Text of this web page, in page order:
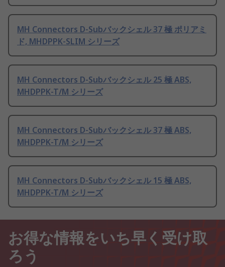
MH Connectors D-Subバックシェル 37 極 ポリアミ
ド, MHDPPK-SLIM シリーズ
MH Connectors D-Subバックシェル 25 極 ABS,
MHDPPK-T/M シリーズ
MH Connectors D-Subバックシェル 37 極 ABS,
MHDPPK-T/M シリーズ
MH Connectors D-Subバックシェル 15 極 ABS,
MHDPPK-T/M シリーズ
お得な情報をいち早く受け取
ろう